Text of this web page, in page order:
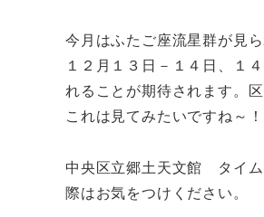
今月はふたご座流星群が見
１２月１３日－１４日、１
れることが期待されます。
これは見てみたいですね～！
中央区立郷土天文館 タイム
際はお気をつけください。